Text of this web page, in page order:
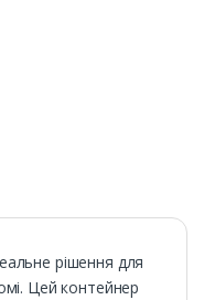
рішення для
Цей контейнер